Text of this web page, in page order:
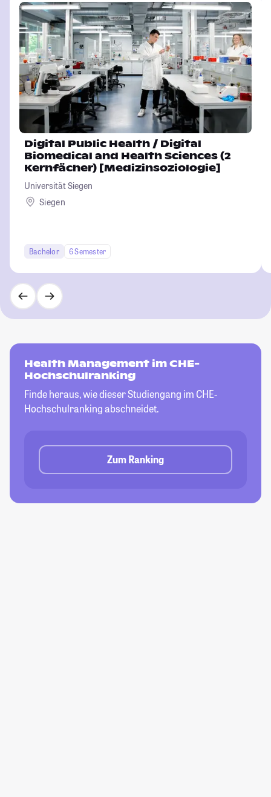
Digital Public Health / Digital
Biomedical and Health Sciences (2
Kernfächer) [Medizinsoziologie]
Universität Siegen
Siegen
Bachelor 6 Semester
Health Management im CHE-
Hochschulranking
Finde heraus, wie dieser Studiengang im CHE-
Hochschulranking abschneidet.
Zum Ranking